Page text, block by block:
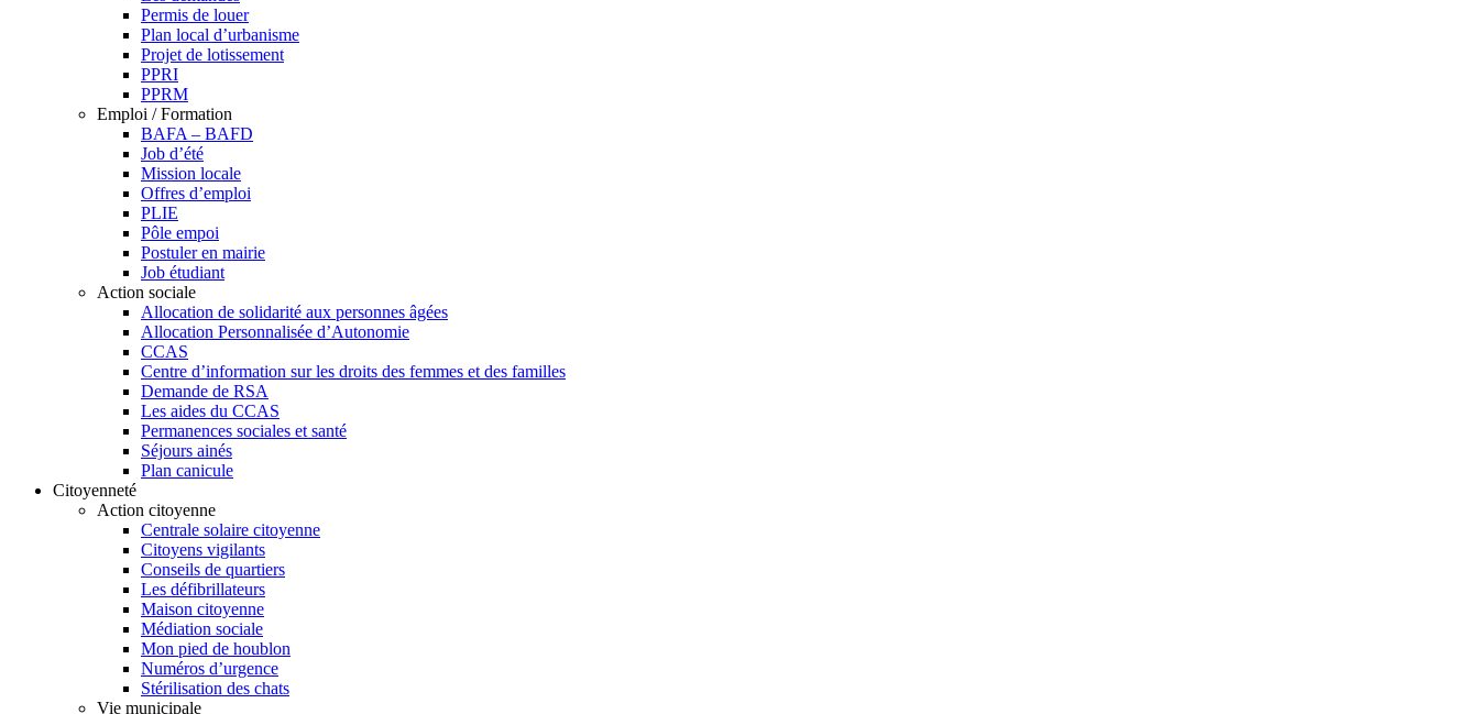
Permis de louer
Plan local d’urbanisme
Projet de lotissement
PPRI
PPRM
Emploi / Formation
BAFA – BAFD
Job d’été
Mission locale
Offres d’emploi
PLIE
Pôle empoi
Postuler en mairie
Job étudiant
Action sociale
Allocation de solidarité aux personnes âgées
Allocation Personnalisée d’Autonomie
CCAS
Centre d’information sur les droits des femmes et des familles
Demande de RSA
Les aides du CCAS
Permanences sociales et santé
Séjours ainés
Plan canicule
Citoyenneté
Action citoyenne
Centrale solaire citoyenne
Citoyens vigilants
Conseils de quartiers
Les défibrillateurs
Maison citoyenne
Médiation sociale
Mon pied de houblon
Numéros d’urgence
Stérilisation des chats
Vie municipale